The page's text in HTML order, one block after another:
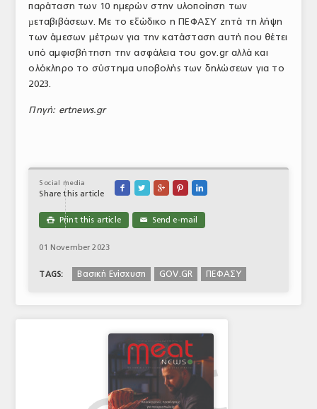
ΑΡΧΕΙΟ ΤΕΥΧΩΝ
ΣΥΝΕΔΡΙΟ ΚΡΕΑΤΟΣ
παράταση των 10 ημερών στην υλοποίηση των
µεταβιβάσεων. Με το εξώδικο η ΠΕΦΑΣΥ ζητά τη λήψη
των άμεσων μέτρων για την κατάσταση αυτή που θέτει
υπό αμφισβήτηση την ασφάλεια του gov.gr αλλά και
ολόκληρο το σύστημα υποβολής των δηλώσεων για το
2023.
Πηγή: ertnews.gr
Social media
Share this article
    
 Print this article ✉ Send e-mail
01 November 2023
TAGS: Bασική Ενίσχυση GOV.GR ΠΕΦΑΣΥ